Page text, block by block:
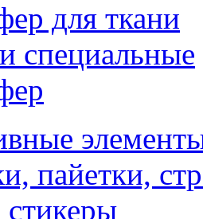
для ткани
специальные
пайетки,
стикеры